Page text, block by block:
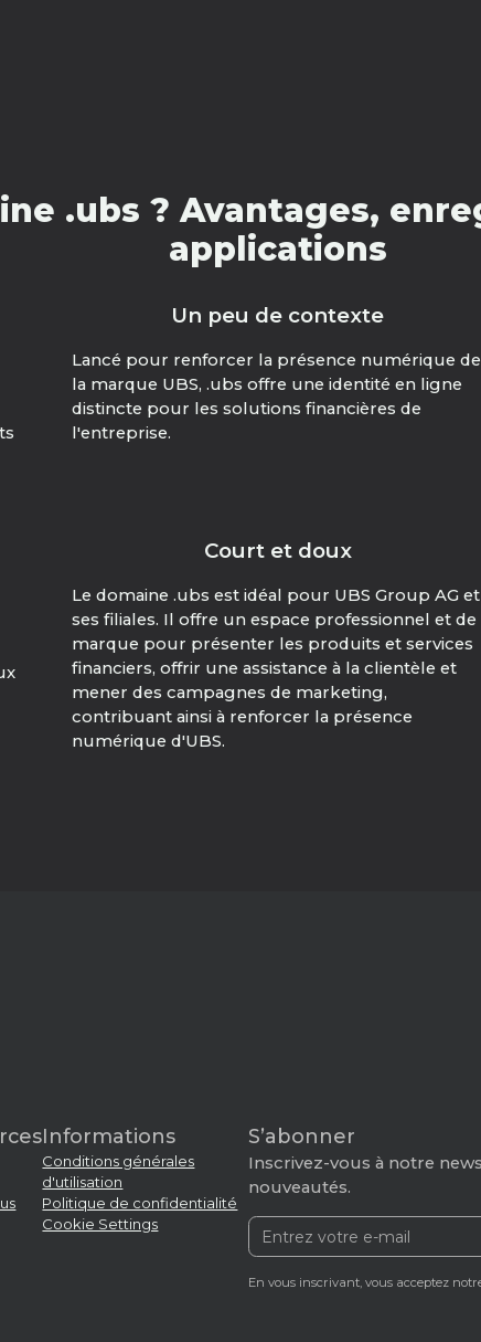
.ubs ? Avantages,
applications
Un peu de contexte
Lancé pour renforcer la présence numérique de
la marque UBS, .ubs offre une identité en ligne
distincte pour les solutions financières de
l'entreprise.
Court et doux
Le domaine .ubs est idéal pour UBS Group AG et
ses filiales. Il offre un espace professionnel et de
marque pour présenter les produits et services
financiers, offrir une assistance à la clientèle et
mener des campagnes de marketing,
contribuant ainsi à renforcer la présence
numérique d'UBS.
Informations
Conditions générales
d'utilisation
Politique de confidentialité
Cookie Settings
S’abonner
Inscrivez-vous à notre
nouveautés.
En vous inscrivant, vous acceptez